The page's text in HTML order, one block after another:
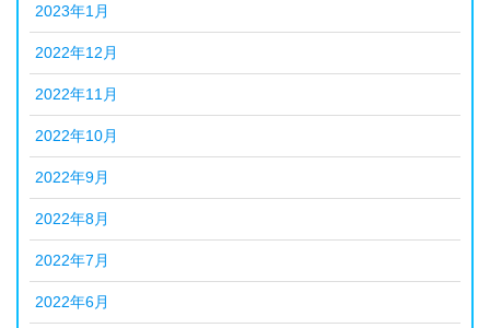
2023年1月
2022年12月
2022年11月
2022年10月
2022年9月
2022年8月
2022年7月
2022年6月